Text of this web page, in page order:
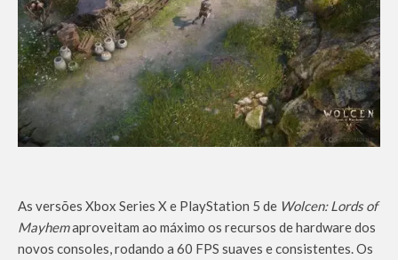
As versões Xbox Series X e PlayStation 5 de Wolcen: Lords of
Mayhemaproveitam ao máximo os recursos de hardware dos
novos consoles, rodando a 60 FPS suaves e consistentes. Os